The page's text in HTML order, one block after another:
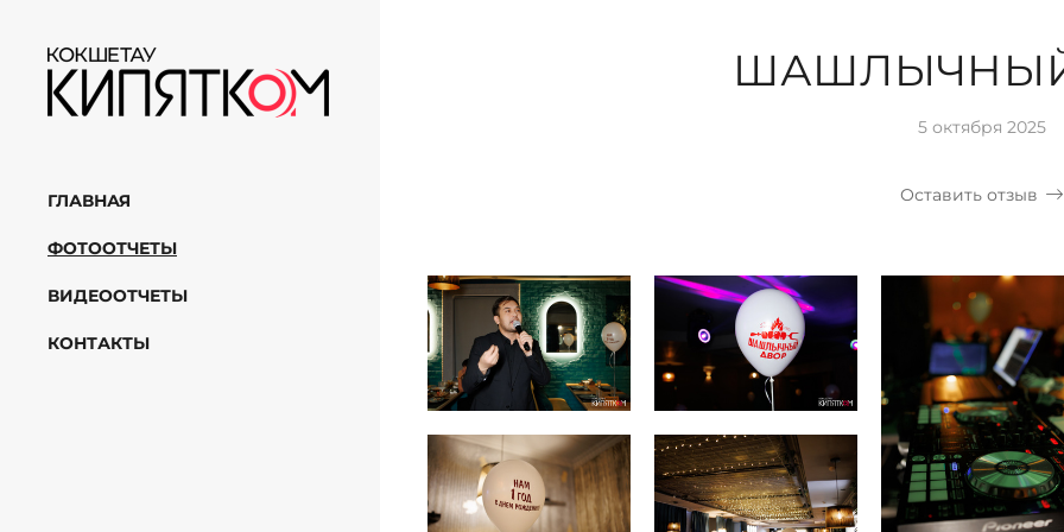
ГЛАВНАЯ
ФОТООТЧЕТЫ
ВИДЕООТЧЕТЫ
КОНТАКТЫ
5 октября 2025
Оставить отзыв